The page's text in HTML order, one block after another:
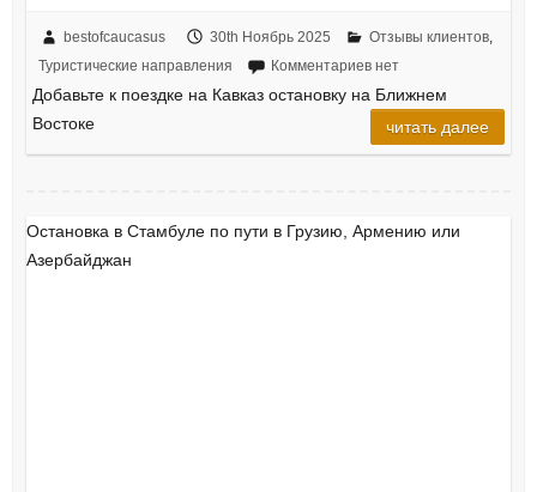
bestofcaucasus 30th Ноябрь 2025 Отзывы клиентов,
Туристические направления
Комментариев нет
Добавьте к поездке на Кавказ остановку на Ближнем
Востоке
читать далее
Остановка в Стамбуле по пути в Грузию, Армению или
Азербайджан